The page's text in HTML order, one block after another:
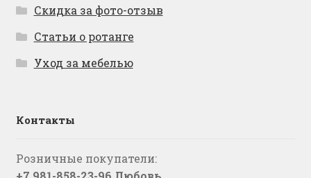
Скидка за фото-отзыв
Статьи о ротанге
Уход за мебелью
Контакты
Розничные покупатели: